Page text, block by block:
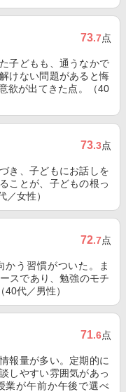
73.7点
子どもも、通うなかで
けない問題があると悔
欲が出てきた点。（40
73.3点
き、子どもにお話しを
ことが、子どもの根っ
／女性）
72.7点
かう習慣がついた。ま
スであり、勉強のモチ
代／男性）
71.6点
報量が多い。定期的に
しやすい雰囲気があっ
業が午前か午後で選べ